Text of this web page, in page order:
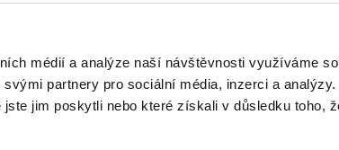
médií a analýze naší návštěvnosti využíváme
partnery pro sociální média, inzerci a analýzy.
jim poskytli nebo které získali v důsledku toho,
Související články
Jak relaxovat
Stres je všude
se naším